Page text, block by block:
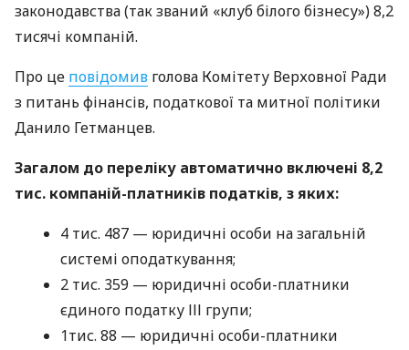
законодавства (так званий «клуб білого бізнесу») 8,2
тисячі компаній.
Про це повідомив голова Комітету Верховної Ради
з питань фінансів, податкової та митної політики
Данило Гетманцев.
Загалом до переліку автоматично включені 8,2
тис. компаній-платників податків, з яких:
4 тис. 487 — юридичні особи на загальній
системі оподаткування;
2 тис. 359 — юридичні особи-платники
єдиного податку ІІІ групи;
1тис. 88 — юридичні особи-платники